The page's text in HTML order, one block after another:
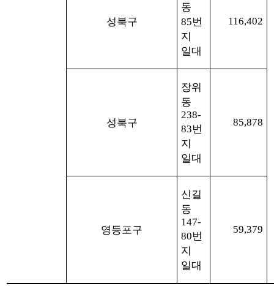
성북구
동
85번
지
일대
116,402
성북구
장위
동
238-
83번
지
일대
85,878
영등포구
신길
동
147-
80번
지
일대
59,379